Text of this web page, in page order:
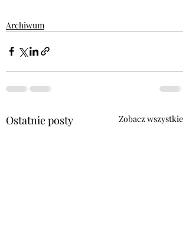
Archiwum
Ostatnie posty Zobacz wszystkie